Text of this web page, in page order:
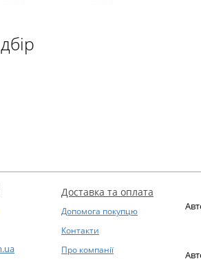
Доставка та оплата
Допомога покупцю
Контакти
Про компанії